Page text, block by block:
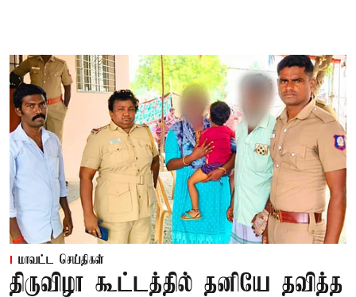
மாவட்ட செய்திகள்
திருவிழா கூட்டத்தில் தனியே தவித்த